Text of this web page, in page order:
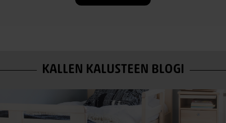
KALLEN KALUSTEEN BLOGI